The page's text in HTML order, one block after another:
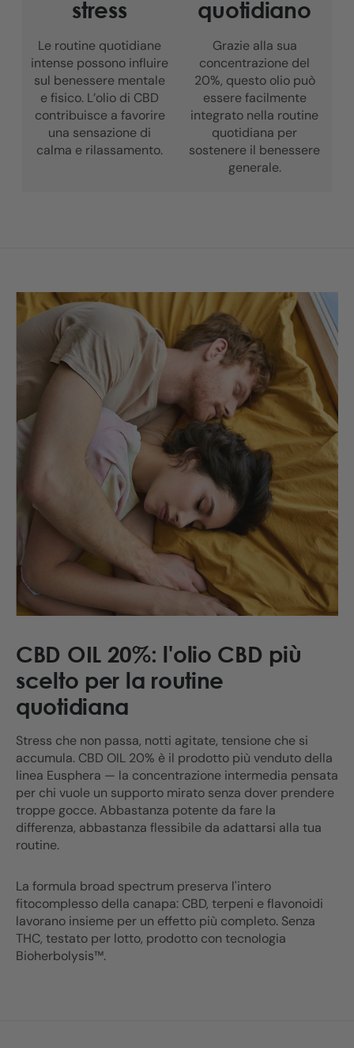
stress
Le routine quotidiane
intense possono influire
sul benessere mentale
e fisico. L’olio di CBD
contribuisce a favorire
una sensazione di
calma e rilassamento.
quotidiano
Grazie alla sua
concentrazione del
20%, questo olio può
essere facilmente
integrato nella routine
quotidiana per
sostenere il benessere
generale.
CBD OIL 20%: l'olio CBD più
scelto per la routine
quotidiana
Stress che non passa, notti agitate, tensione che si
accumula. CBD OIL 20% è il prodotto più venduto della
linea Eusphera — la concentrazione intermedia pensata
per chi vuole un supporto mirato senza dover prendere
troppe gocce. Abbastanza potente da fare la
differenza, abbastanza flessibile da adattarsi alla tua
routine.
La formula broad spectrum preserva l'intero
fitocomplesso della canapa: CBD, terpeni e flavonoidi
lavorano insieme per un effetto più completo. Senza
THC, testato per lotto, prodotto con tecnologia
Bioherbolysis™.